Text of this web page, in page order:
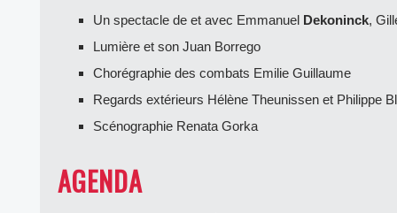
Un spectacle de et avec Emmanuel Dekoninck,
Lumière et son Juan Borrego
Chorégraphie des combats Emilie Guillaume
Regards extérieurs Hélène Theunissen et Philippe
Scénographie Renata Gorka
AGENDA